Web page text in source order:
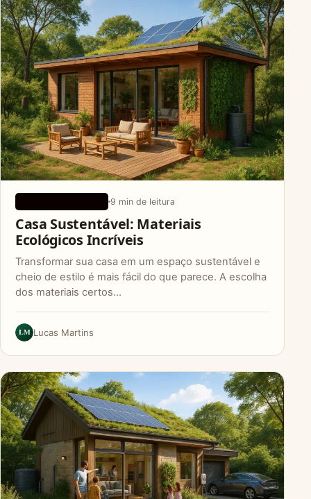
9 min de leitura
Casa Sustentável: Materiais
Ecológicos Incríveis
Transformar sua casa em um espaço sustentável e
cheio de estilo é mais fácil do que parece. A escolha
dos materiais certos…
LM Lucas Martins